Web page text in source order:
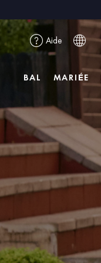
Aide
BAL MARIÉE